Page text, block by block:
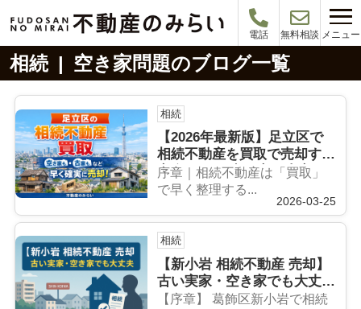
電話 無料相談 メニュー
相続 | 空き家問題のブログ一覧
相続
【2026年最新版】足立区で
相続不動産を買取で売却する
完全ガイド 空き家・古家・
共有名義も最短で現金化する
方法をプロが解説｜不動産の
みらい
序章｜相続不動産は「買取」
で早く整理する...
2026-03-25
相続
【新小岩 相続不動産 売却】
古い実家・空き家でも大丈夫
──相続後の整理から売却ま
【序章】 葛飾区新小岩で相続